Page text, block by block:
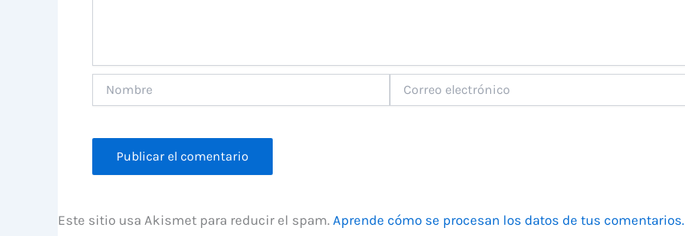
electrónico
Este sitio usa Akismet para reducir el spam. Aprende cómo se procesan los datos de tus comentarios.